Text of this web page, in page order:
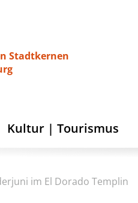
Stadtkernen
Kultur | Tourismus
im El Dorado Templin